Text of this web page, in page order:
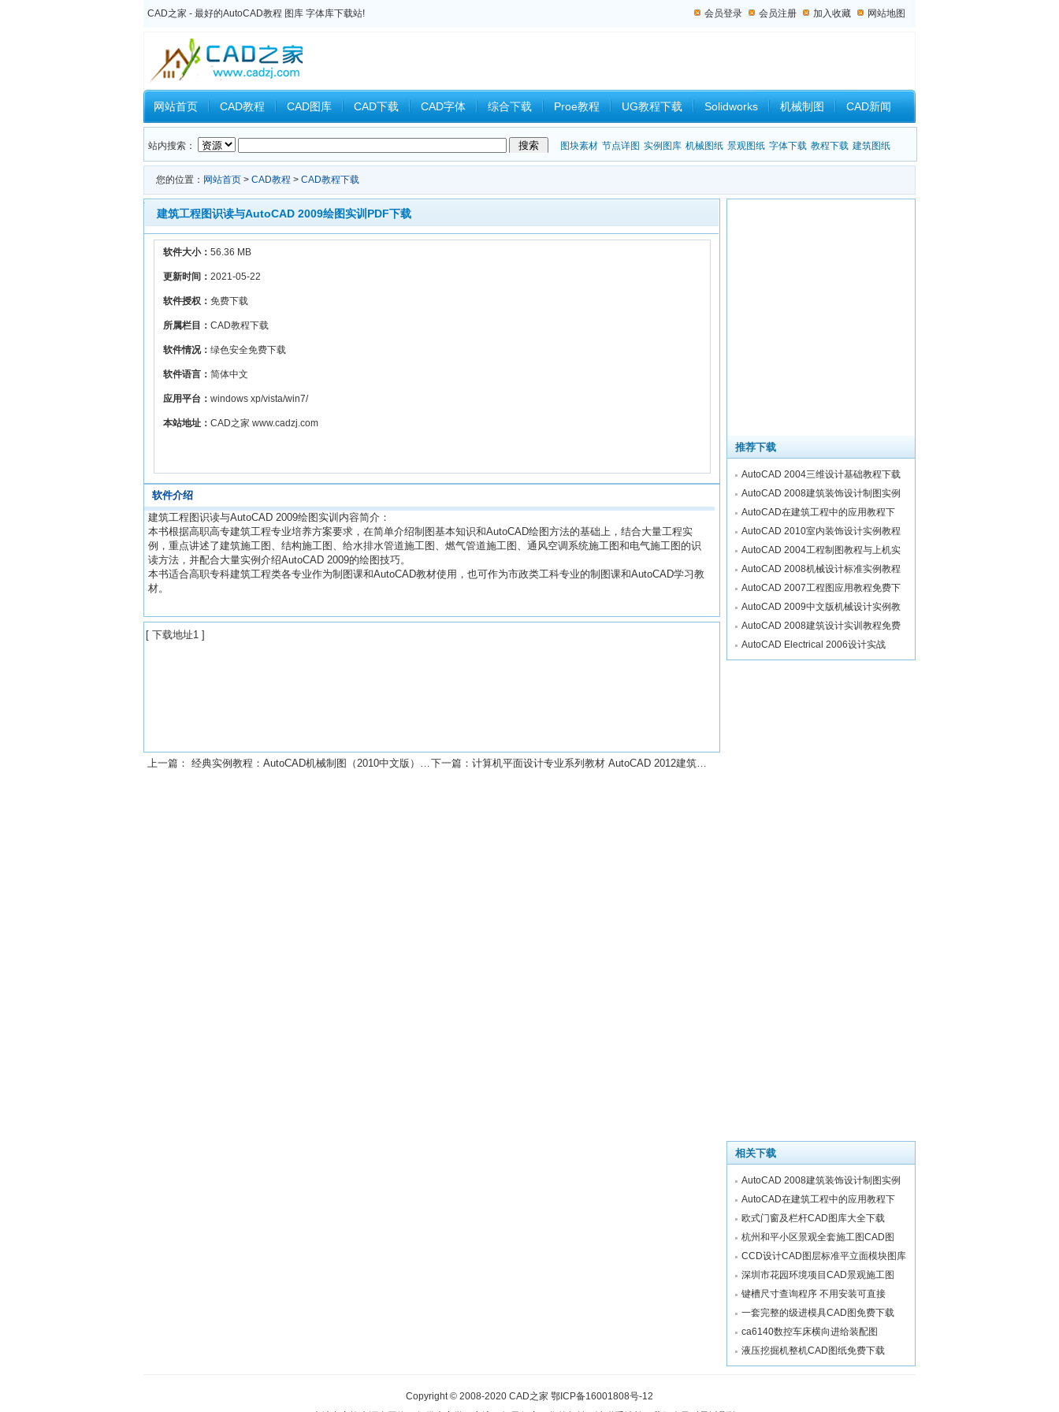
CAD之家 - 最好的AutoCAD教程 图库 字体库下载站! 会员登录 会员注册 加入收藏 网站地图
网站首页 CAD教程 CAD图库 CAD下载 CAD字体 综合下载 Proe教程 UG教程下载 Solidworks 机械制图 CAD新闻
Inventor教程 Ansys教程 CAXA教程 中望CAD Catia教程 CAD习题 CAM CAD2008 设计杂谈
站内搜索： 图块素材 节点详图 实例图库 机械图纸 景观图纸 字体下载 教程下载 建筑图纸
您的位置： 网站首页 > CAD教程 > CAD教程下载
建筑工程图识读与AutoCAD 2009绘图实训PDF下载
软件大小： 56.36 MB
更新时间： 2021-05-22
软件授权： 免费下载
所属栏目： CAD教程下载
软件情况： 绿色安全免费下载
软件语言： 简体中文
应用平台： windows xp/vista/win7/
本站地址： CAD之家 www.cadzj.com
软件介绍
建筑工程图识读与AutoCAD 2009绘图实训内容简介：
本书根据高职高专建筑工程专业培养方案要求，在简单介绍制图基本知识和AutoCAD绘图方法的基础上，结合大量工程实
例，重点讲述了建筑施工图、结构施工图、给水排水管道施工图、燃气管道施工图、通风空调系统施工图和电气施工图的识
读方法，并配合大量实例介绍AutoCAD 2009的绘图技巧。
本书适合高职专科建筑工程类各专业作为制图课和AutoCAD教材使用，也可作为市政类工科专业的制图课和AutoCAD学习教
材。
[ 下载地址1 ]
上一篇： 经典实例教程：AutoCAD机械制图（2010中文版）PDF下载 下一篇： 计算机平面设计专业系列教材 AutoCAD 2012建筑及室内装饰绘图基础PDF下载
推荐下载
AutoCAD 2004三维设计基础教程下载
AutoCAD 2008建筑装饰设计制图实例
AutoCAD在建筑工程中的应用教程下
AutoCAD 2010室内装饰设计实例教程
AutoCAD 2004工程制图教程与上机实
AutoCAD 2008机械设计标准实例教程
AutoCAD 2007工程图应用教程免费下
AutoCAD 2009中文版机械设计实例教
AutoCAD 2008建筑设计实训教程免费
AutoCAD Electrical 2006设计实战
相关下载
AutoCAD 2008建筑装饰设计制图实例
AutoCAD在建筑工程中的应用教程下
欧式门窗及栏杆CAD图库大全下载
杭州和平小区景观全套施工图CAD图
CCD设计CAD图层标准平立面模块图库
深圳市花园环境项目CAD景观施工图
键槽尺寸查询程序 不用安装可直接
一套完整的级进模具CAD图免费下载
ca6140数控车床横向进给装配图
液压挖掘机整机CAD图纸免费下载
Copyright © 2008-2020 CAD之家 鄂ICP备16001808号-12